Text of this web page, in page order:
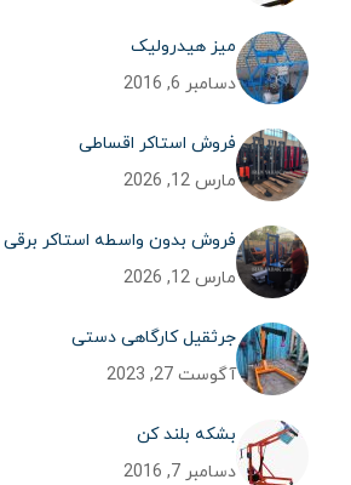
میز هیدرولیک
دسامبر 6, 2016
فروش استاکر اقساطی
مارس 12, 2026
فروش بدون واسطه استاکر برقی
مارس 12, 2026
جرثقیل کارگاهی دستی
آگوست 27, 2023
بشکه بلند کن
دسامبر 7, 2016